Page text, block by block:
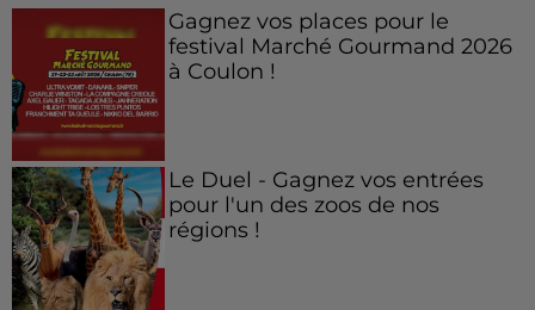
Gagnez vos places pour le
festival Marché Gourmand 2026
à Coulon !
Le Duel - Gagnez vos entrées
pour l'un des zoos de nos
régions !